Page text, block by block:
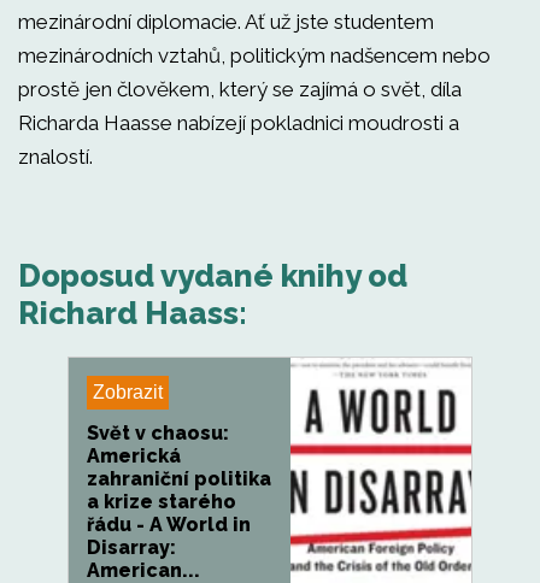
mezinárodní diplomacie. Ať už jste studentem
mezinárodních vztahů, politickým nadšencem nebo
prostě jen člověkem, který se zajímá o svět, díla
Richarda Haasse nabízejí pokladnici moudrosti a
znalostí.
Doposud vydané knihy od
Richard Haass:
Zobrazit
Svět v chaosu:
Americká
zahraniční politika
a krize starého
řádu - A World in
Disarray:
American...